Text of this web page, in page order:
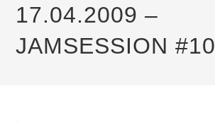
17.04.2009 –
JAMSESSION #10